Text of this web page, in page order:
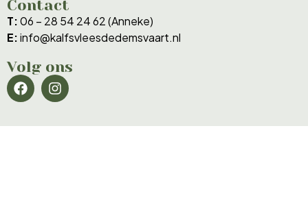
Contact
T:06 – 28 54 24 62 (Anneke)
E:info@kalfsvleesdedemsvaart.nl
Volg ons